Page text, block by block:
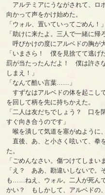
アルテミアにうながされて、ロ
向かって声をかけ始めた。
「ウォル、置いていってごめん！」
「助けに来たよ。三人で一緒に帰
呼びかけの度にアルベドの胸が
「いまさら！ 僕を見捨てて逃げ
罰が当たったんだよ！ 僕は許さ
しまえ！」
「なんて酷い言葉……」
すずなはアルベドの体を起こし
を回して柄を先に持ちかえた。
「二人は友だちでしょう？ 口を
すぐ向き合うのです」
喉を潰して気道を塞がぬように
直後、あ、と小さく呟いて、拳
た。
「ごめんなさい。傷つけてしまい
「え？ ああ、勘違いしないで。
も……ねえ、ウォル。二人が死ん
かい？ もしかして、アルベドの